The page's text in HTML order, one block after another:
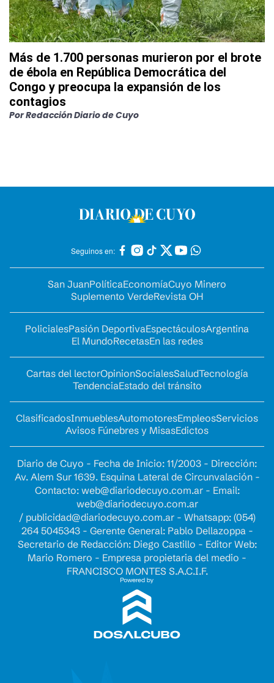
Más de 1.700 personas murieron por el brote
de ébola en República Democrática del
Congo y preocupa la expansión de los
contagios
PorRedacción Diario de Cuyo
Seguinos en:
San JuanPolíticaEconomíaCuyo Minero
Suplemento VerdeRevista OH
PolicialesPasión DeportivaEspectáculosArgentina
El MundoRecetasEn las redes
Cartas del lectorOpinionSocialesSaludTecnología
TendenciaEstado del tránsito
ClasificadosInmueblesAutomotoresEmpleosServicios
Avisos Fúnebres y MisasEdictos
Diario de Cuyo - Fecha de Inicio: 11/2003 - Dirección:
Av. Alem Sur 1639. Esquina Lateral de Circunvalación -
Contacto: web@diariodecuyo.com.ar- Email:
web@diariodecuyo.com.ar
/ publicidad@diariodecuyo.com.ar- Whatsapp: (054)
264 5045343 - Gerente General: Pablo Dellazoppa -
Secretario de Redacción: Diego Castillo - Editor Web:
Mario Romero - Empresa propietaria del medio -
FRANCISCO MONTES S.A.C.I.F.